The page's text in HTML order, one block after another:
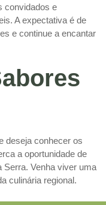
convidados e
A expectativa é de
e continue a encantar
deseja conhecer os
a oportunidade de
Serra. Venha viver uma
culinária regional.